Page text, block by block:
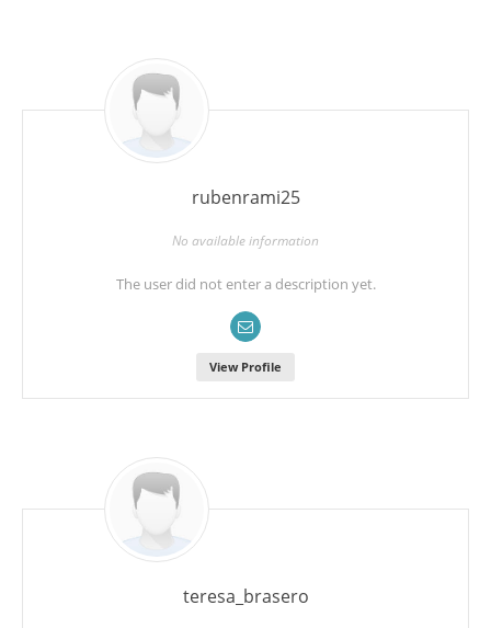
rubenrami25
No available information
The user did not enter a description yet.
View Profile
teresa_brasero